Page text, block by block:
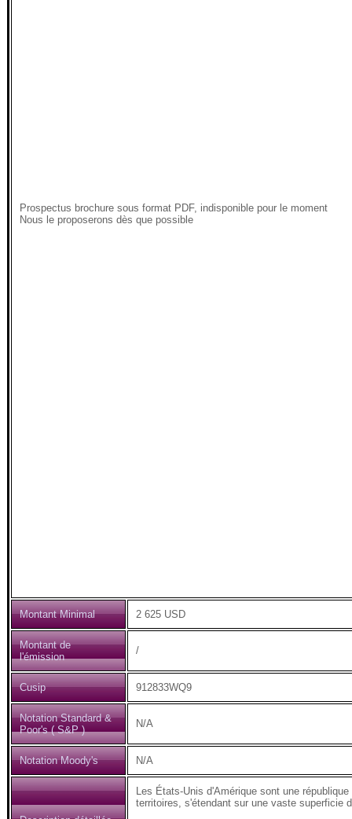
Prospectus brochure sous format PDF, indisponible pour le moment
Nous le proposerons dès que possible
Montant Minimal 2 625 USD
Montant de
l'émission
/
Cusip 912833WQ9
Notation Standard &
Poor's ( S&P )
N/A
Notation Moody's N/A
Les États-Unis d'Amérique sont une
territoires, s'étendant sur une vaste superficie